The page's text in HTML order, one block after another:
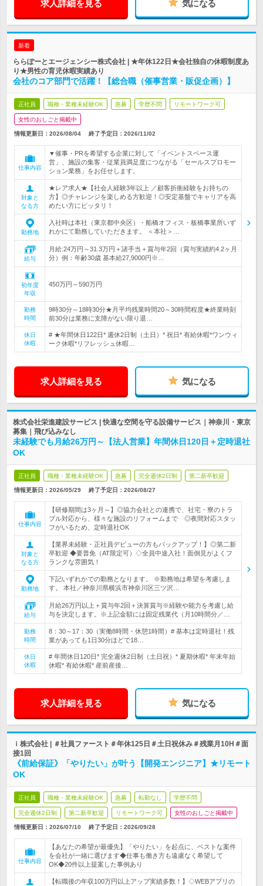
求人詳細を見る 気になる
新着
ららぽーとエージェンシー株式会社 | ★年休122日★会社独自の休暇制度あ
り★男性の育児休暇実績あり
会社のコア部門で活躍！【総合職（催事営業・販促企画）】
正社員 職種・業種未経験OK 急募 学歴不問 リモートワーク可
女性のおしごと掲載中
情報更新日：2026/08/04 終了予定日： 2026/11/02
仕事内容
▼催事・PRを希望する企業に対して「イベントスペース運
営」、施設の集客・従業員満足度につながる「セールスプロモー
ション業務」をお任せします。
対象と
なる方
★レア求人★【社会人経験3年以上 ／顧客折衝経験をお持ちの
方】◎チャレンジを楽しめる方歓迎！◎安定基盤でキャリアを高
めたい方にピッタリ！
勤務地
入社時は本社（東京都中央区）・船橋オフィス・板橋事業所いず
れかにて勤務していただきます。 ＜本社＞…
給与
月給:24万円～31.3万円＋諸手当＋賞与年2回（賞与実績約4.2ヶ月
分）例：年齢30歳 基本給27,9000円※…
初年度
年収
450万円～590万円
勤務
時間
9時30分～18時30分★月平均残業時間20～30時間程度★終業時刻
前30分は業務に支障がない限り退…
休日
休暇
# ★年間休日122日* 週休2日制（土日）* 祝日* 有給休暇*ワンウィ
ーク休暇*リフレッシュ休暇…
求人詳細を見る 気になる
株式会社栄進建設サービス | 快適な空間を守る設備サービス｜神奈川・東京
募集｜飛び込みなし
未経験でも月給26万円～【法人営業】年間休日120日＋定時退社
OK
正社員 職種・業種未経験OK 急募 完全週休2日制 第二新卒歓迎
情報更新日：2026/05/29 終了予定日： 2026/08/27
仕事内容
【研修期間は3ヶ月～】◎協力会社との連携で、社宅・寮のトラ
ブル対応から、様々な施設のリフォームまで ◎夜間対応スタッ
フがいるため、定時退社OK
対象と
なる方
【業界未経験・正社員デビューの方もバックアップ！】◎第二新
卒歓迎 ◆要普免（AT限定可）◇全員中途入社！面倒見がよくフ
ランクな雰囲気！
勤務地
下記いずれかでの勤務となります。 ※勤務地は希望を考慮しま
す。 本社／神奈川県横浜市神奈川区三ツ沢…
給与
月給26万円以上＋賞与年2回＋決算賞与※経験や能力を考慮し給
与を決定します。※上記金額には固定残業代（月10時間分／…
勤務
時間
8：30～17：30（実働8時間・休憩1時間）# 基本は定時退社！残
業があっても1日30分ほどで18…
休日
休暇
# 年間休日120日* 完全週休2日制（土日祝）* 夏期休暇* 年末年始
休暇* 有給休暇* 産前産後…
求人詳細を見る 気になる
ｉ株式会社 | ＃社員ファースト＃年休125日＃土日祝休み＃残業月10H＃面
接1回
《前給保証》「やりたい」が叶う【開発エンジニア】★リモート
OK
正社員 職種・業種未経験OK 急募 転勤なし 学歴不問
完全週休2日制 第二新卒歓迎 リモートワーク可 女性のおしごと掲載中
情報更新日：2026/07/10 終了予定日： 2026/09/28
仕事内容
【あなたの希望が最優先】「やりたい」を起点に、ベストな案件
を会社が一緒に選びます◆仕事も働き方も遠慮なく希望して
OK◆20件以上提案した事例あり
【転職後の年収100万円以上アップ実績多数！】◇WEBアプリの